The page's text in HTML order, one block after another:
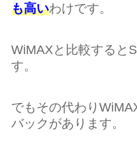
も高いわけです。
WiMAXと比較すると
す。
でもその代わり
バックがあります。